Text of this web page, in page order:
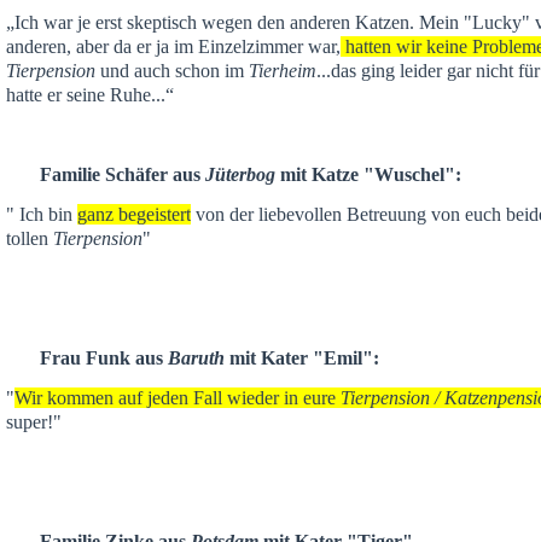
„Ich war je erst skeptisch wegen den anderen Katzen. Mein "Lucky"
anderen, aber da er ja im Einzelzimmer war, hatten wir keine
Tierpension und auch schon im Tierheim...das ging leider gar nicht
hatte er seine Ruhe...“
Familie Schäfer aus Jüterbog mit Katze "Wuschel":
" Ich bin ganz begeistert von der liebevollen Betreuung von euch
tollen Tierpension"
Frau Funk aus Baruth mit Kater "Emil":
"Wir kommen auf jeden Fall wieder in eure Tierpension /
super!"